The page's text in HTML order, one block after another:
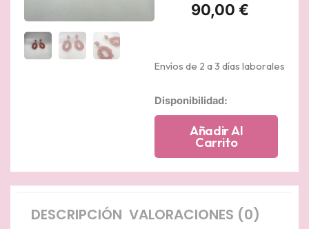
90,00 €
Envíos de 2 a 3 días laborales
Disponibilidad:
Pendientes
en
de
coral
Añadir Al
Carrito
DESCRIPCIÓN VALORACIONES (0)